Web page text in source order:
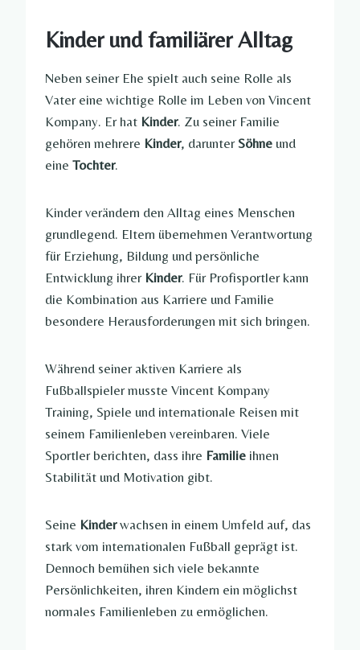
Kinder und familiärer Alltag
Neben seiner Ehe spielt auch seine Rolle als
Vater eine wichtige Rolle im Leben von Vincent
Kompany. Er hat Kinder. Zu seiner Familie
gehören mehrere Kinder, darunter Söhne und
eine Tochter.
Kinder verändern den Alltag eines Menschen
grundlegend. Eltern übernehmen Verantwortung
für Erziehung, Bildung und persönliche
Entwicklung ihrer Kinder. Für Profisportler kann
die Kombination aus Karriere und Familie
besondere Herausforderungen mit sich bringen.
Während seiner aktiven Karriere als
Fußballspieler musste Vincent Kompany
Training, Spiele und internationale Reisen mit
seinem Familienleben vereinbaren. Viele
Sportler berichten, dass ihre Familie ihnen
Stabilität und Motivation gibt.
Seine Kinderwachsen in einem Umfeld auf, das
stark vom internationalen Fußball geprägt ist.
Dennoch bemühen sich viele bekannte
Persönlichkeiten, ihren Kindern ein möglichst
normales Familienleben zu ermöglichen.